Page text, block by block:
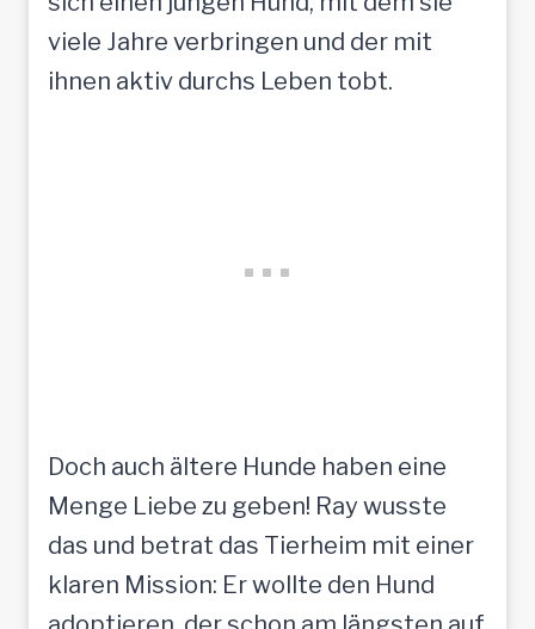
viele Jahre verbringen und der mit
ihnen aktiv durchs Leben tobt.
Doch auch ältere Hunde haben eine
Menge Liebe zu geben! Ray wusste
das und betrat das Tierheim mit einer
klaren Mission: Er wollte den Hund